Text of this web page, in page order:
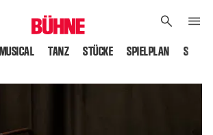
MUSICAL TANZ STÜCKE SPIELPLAN